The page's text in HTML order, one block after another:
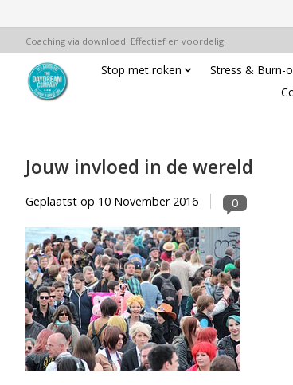
Coaching via download. Effectief en voordelig.
Stop met roken Stress & Burn-
Jouw invloed in de wereld
Geplaatst op 10 November 2016 0